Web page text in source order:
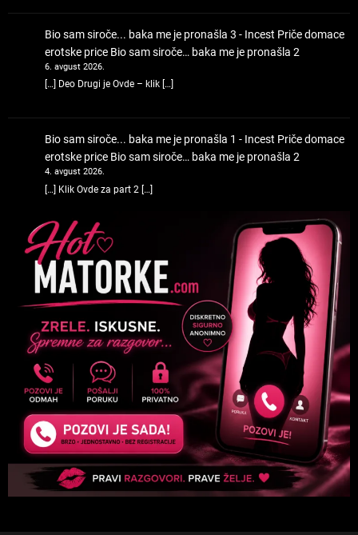
Bio sam siroče... baka me je pronašla 3 - Incest Priče domace
erotske price Bio sam siroče… baka me je pronašla 2
6. avgust 2026.
[…] Deo Drugi je Ovde – klik […]
Bio sam siroče... baka me je pronašla 1 - Incest Priče domace
erotske price Bio sam siroče… baka me je pronašla 2
4. avgust 2026.
[…] Klik Ovde za part 2 […]